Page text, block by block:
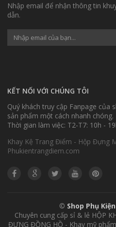
Nhập email để nhận thông tin
dẫn.
KẾT NỐI VỚI CHÚNG TÔI
Quý khách truy cập Fanpage của
sản phẩm một cách nhanh chóng.
Thời gian làm việc: T2-T7: 10h -
Khay Kệ Trang Điểm - Hộp Đựng
Phukientrangdiem.com
© Shop Phụ
Chuyên cung cấp sỉ & lẻ HỘP
ĐỰNG ĐỒNG HỒ - Khay mỹ